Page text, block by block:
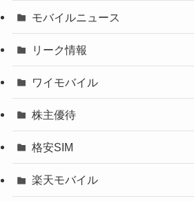
モバイルニュース
リーク情報
ワイモバイル
株主優待
格安SIM
楽天モバイル